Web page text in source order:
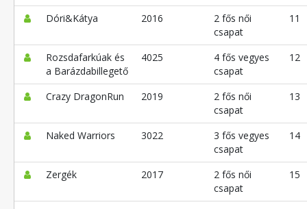
Dóri&Kátya 2016
2 fős női
csapat
11
Rozsdafarkúak és
a Barázdabillegető
4025
4 fős vegyes
csapat
12
Crazy DragonRun 2019
2 fős női
csapat
13
Naked Warriors 3022
3 fős vegyes
csapat
14
Zergék 2017
2 fős női
csapat
15